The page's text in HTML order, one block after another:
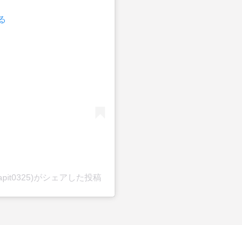
がシェアした投稿